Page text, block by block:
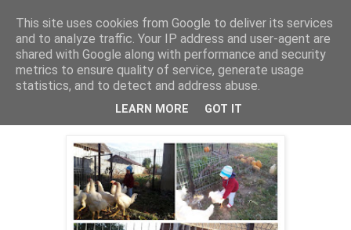
Cealalta realitate
sâmbătă, ianuarie 12, 2013
Ana si gainile bunicii
This site uses cookies from Google to deliver its services
and to analyze traffic. Your IP address and user-agent are
shared with Google along with performance and security
metrics to ensure quality of service, generate usage
statistics, and to detect and address abuse.
LEARN MORE GOT IT